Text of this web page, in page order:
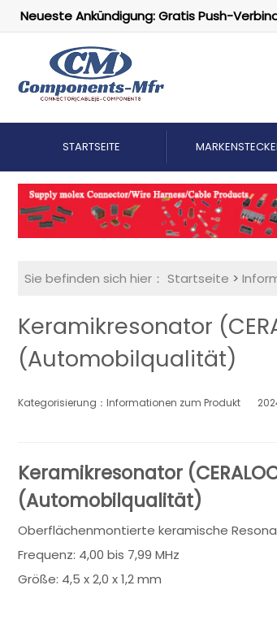
Neueste Ankündigung: Gratis Push-
STARTSEITE
Sie befinden sich hier： Startseite >
Keramikresonator
(Automobilqualität)
Kategorisierung：Informationen zum Produkt
Keramikresonator
(Automobilqualität)
Oberflächenmontierte keramische
Frequenz: 4,00 bis 7,99 MHz
Größe: 4,5 x 2,0 x 1,2 mm